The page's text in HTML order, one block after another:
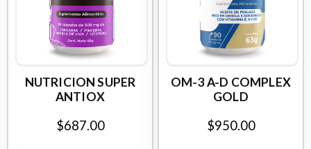
NUTRICION SUPER
ANTIOX
$687.00
OM-3 A-D COMPLEX
GOLD
$950.00